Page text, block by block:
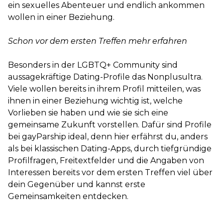
ein sexuelles Abenteuer und endlich ankommen
wollen in einer Beziehung.
Schon vor dem ersten Treffen mehr erfahren
Besonders in der LGBTQ+ Community sind
aussagekräftige Dating-Profile das Nonplusultra.
Viele wollen bereits in ihrem Profil mitteilen, was
ihnen in einer Beziehung wichtig ist, welche
Vorlieben sie haben und wie sie sich eine
gemeinsame Zukunft vorstellen. Dafür sind Profile
bei gayParship ideal, denn hier erfährst du, anders
als bei klassischen Dating-Apps, durch tiefgründige
Profilfragen, Freitextfelder und die Angaben von
Interessen bereits vor dem ersten Treffen viel über
dein Gegenüber und kannst erste
Gemeinsamkeiten entdecken.